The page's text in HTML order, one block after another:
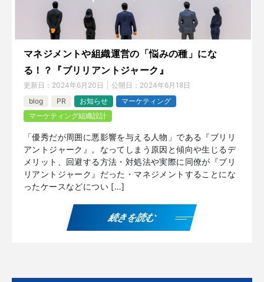
マネジメントや組織運営の「悩みの種」にな
る！？『ブリリアントジャーク』
更新日： 2024年6月20日 公開日： 2024年6月18日
blog
PR お知らせ
マーケティング
マーケティング組織設計
「優秀だが周囲に悪影響を与える人物」である『ブリリ
アントジャーク』。なってしまう原因と傾向や生じるデ
メリット、回避する方法・対処法や実際に同僚が『ブリ
リアントジャーク』だった・マネジメントすることにな
ったケースなどについ […]
続きを読む